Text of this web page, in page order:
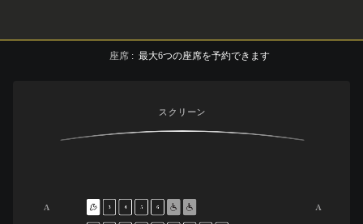
座席 : 最大6つの座席を予約できます
スクリーン
A A
3 4 5 6